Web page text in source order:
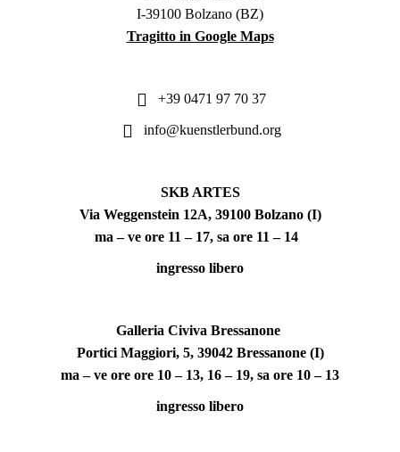
I-39100 Bolzano (BZ)
Tragitto in Google Maps
+39 0471 97 70 37
info@kuenstlerbund.org
SKB ARTES
Via Weggenstein 12A, 39100 Bolzano (I)
ma – ve ore 11 – 17, sa ore 11 – 14
ingresso libero
Galleria Civiva Bressanone
Portici Maggiori, 5, 39042 Bressanone (I)
ma – ve ore ore 10 – 13, 16 – 19, sa ore 10 – 13
ingresso libero